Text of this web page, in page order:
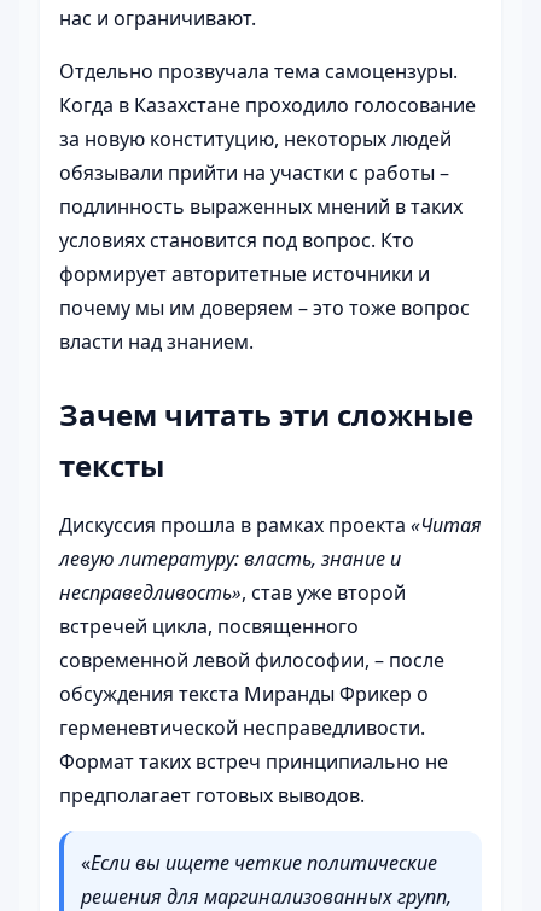
нас и ограничивают.
Отдельно прозвучала тема самоцензуры.
Когда в Казахстане проходило голосование
за новую конституцию, некоторых людей
обязывали прийти на участки с работы –
подлинность выраженных мнений в таких
условиях становится под вопрос. Кто
формирует авторитетные источники и
почему мы им доверяем – это тоже вопрос
власти над знанием.
Зачем читать эти сложные
тексты
Дискуссия прошла в рамках проекта «Читая
левую литературу: власть, знание и
несправедливость», став уже второй
встречей цикла, посвященного
современной левой философии, – после
обсуждения текста Миранды Фрикер о
герменевтической несправедливости.
Формат таких встреч принципиально не
предполагает готовых выводов.
«Если вы ищете четкие политические
решения для маргинализованных групп,